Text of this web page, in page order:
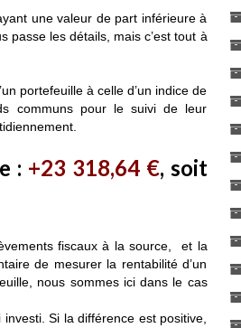
une valeur de part inférieure à
passe les détails, mais c’est tout à
portefeuille à celle d’un indice de
communs pour le suivi de leur
: +23 318,64 €, soit
fiscaux à la source, et la
de mesurer la rentabilité d’un
nous sommes ici dans le cas
Si la différence est positive,